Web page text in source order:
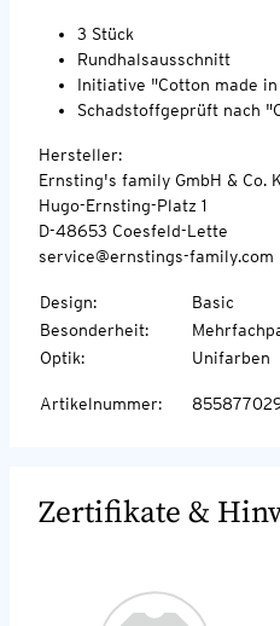
3 Stück
Rundhalsausschnitt
Initiative "Cotton made
Schadstoffgeprüft nach
Hersteller:
Ernsting's family GmbH & Co.
Hugo-Ernsting-Platz 1
D-48653 Coesfeld-Lette
service@ernstings-family.com
Design:
Basic
Besonderheit:
Optik: Unifarben
Artikelnummer:
Zertifikate &